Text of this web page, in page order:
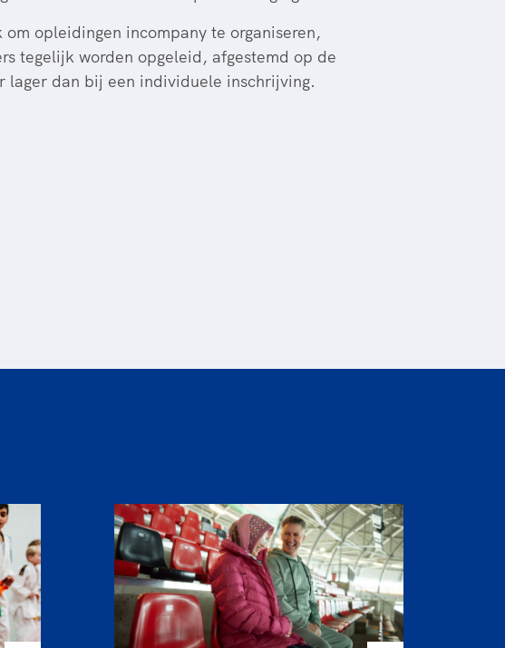
opleidingen incompany te organiseren,
tegelijk worden opgeleid, afgestemd op de
lager dan bij een individuele inschrijving.